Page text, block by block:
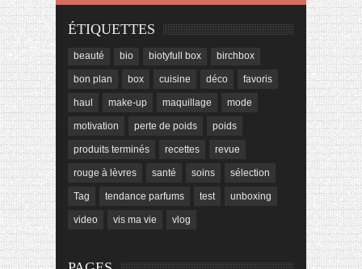
ÉTIQUETTES
beauté bio biotyfull box birchbox
bon plan box cuisine déco favoris
haul make-up maquillage mode
motivation perte de poids poids
produits terminés recettes revue
rouge à lèvres santé soins sélection
Tag tendance parfums test unboxing
video vis ma vie vlog